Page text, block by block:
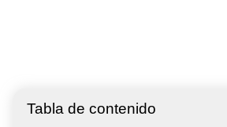
Tabla de contenido